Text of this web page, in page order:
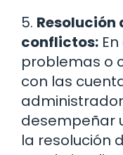
5. Resolución
conflictos:
problemas o
con las
desempeñar
la resolución